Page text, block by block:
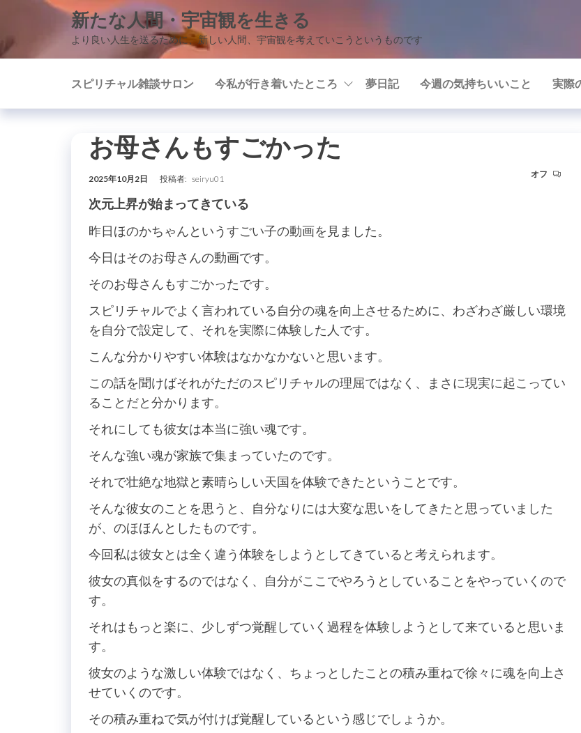
テ
に
新たな人間・宇宙観を生きる
より良い人生を送るために、新しい人間、宇宙観を考えていこうというものです
スピリチャル雑談サロン 今私が行き着いたところ 夢日記 今週の気持ちいいこと 実際
お母さんもすごかった
2025年10月2日 投稿者: seiryu01 オフ
次元上昇が始まってきている
昨日ほのかちゃんというすごい子の動画を見ました。
今日はそのお母さんの動画です。
そのお母さんもすごかったです。
スピリチャルでよく言われている自分の魂を向上させるために、わざわざ厳しい環境
を自分で設定して、それを実際に体験した人です。
こんな分かりやすい体験はなかなかないと思います。
この話を聞けばそれがただのスピリチャルの理屈ではなく、まさに現実に起こってい
ることだと分かります。
それにしても彼女は本当に強い魂です。
そんな強い魂が家族で集まっていたのです。
それで壮絶な地獄と素晴らしい天国を体験できたということです。
そんな彼女のことを思うと、自分なりには大変な思いをしてきたと思っていました
が、のほほんとしたものです。
今回私は彼女とは全く違う体験をしようとしてきていると考えられます。
彼女の真似をするのではなく、自分がここでやろうとしていることをやっていくので
す。
それはもっと楽に、少しずつ覚醒していく過程を体験しようとして来ていると思いま
す。
彼女のような激しい体験ではなく、ちょっとしたことの積み重ねで徐々に魂を向上さ
せていくのです。
その積み重ねで気が付けば覚醒しているという感じでしょうか。